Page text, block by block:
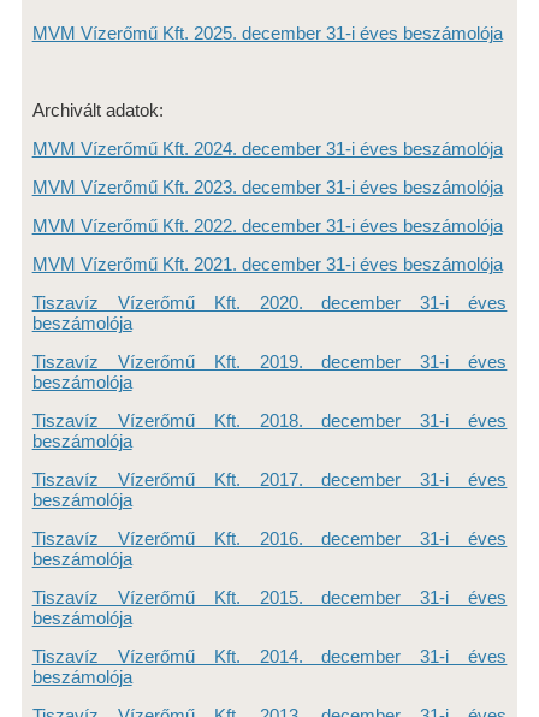
NAPELEMES KISERŐMŰ
KISKÖREI VÍZERŐMŰ
ISMERTETŐ
FŐBB ADATOK
ENERGIA TERMELÉS
PIHENŐHÁZAK
NAPKOLLEKTOR RENDSZER
VÍZERŐMŰVEK LÁTOGATÁSA
A TÁRSASÁGRÓL
SZERVEZETI ÁBRA
INTEGRÁLT IRÁNYÍTÁSI RENDSZER
SZÁMLÁZÁSI RENDSZER ZÁRTSÁGA
KÖZÉRDEKŰ ADATOK
MVM Vízerőmű Kft. 2025. december 31-i éves beszámolója
Archivált adatok:
MVM Vízerőmű Kft. 2024. december 31-i éves beszámolója
MVM Vízerőmű Kft. 2023. december 31-i éves beszámolója
MVM Vízerőmű Kft. 2022. december 31-i éves beszámolója
MVM Vízerőmű Kft. 2021. december 31-i éves beszámolója
Tiszavíz Vízerőmű Kft. 2020. december 31-i éves
beszámolója
Tiszavíz Vízerőmű Kft. 2019. december 31-i éves
beszámolója
Tiszavíz Vízerőmű Kft. 2018. december 31-i éves
beszámolója
Tiszavíz Vízerőmű Kft. 2017. december 31-i éves
beszámolója
Tiszavíz Vízerőmű Kft. 2016. december 31-i éves
beszámolója
Tiszavíz Vízerőmű Kft. 2015. december 31-i éves
beszámolója
Tiszavíz Vízerőmű Kft. 2014. december 31-i éves
beszámolója